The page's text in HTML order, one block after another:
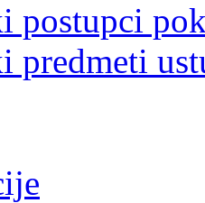
postupci
predmeti